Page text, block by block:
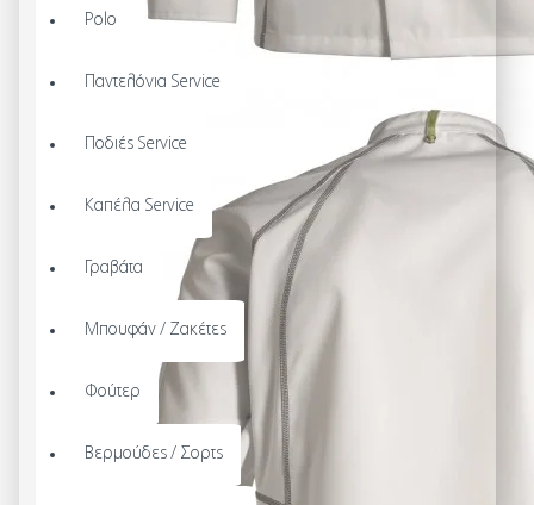
Polo
Παντελόνια Service
Ποδιές Service
Καπέλα Service
Γραβάτα
Μπουφάν / Ζακέτες
Φούτερ
Βερμούδες / Σορτς